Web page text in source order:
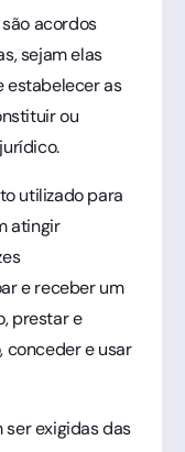
acordos
sejam elas
estabelecer as
ou
utilizado para
atingir
e receber um
prestar e
conceder e usar
ser exigidas das